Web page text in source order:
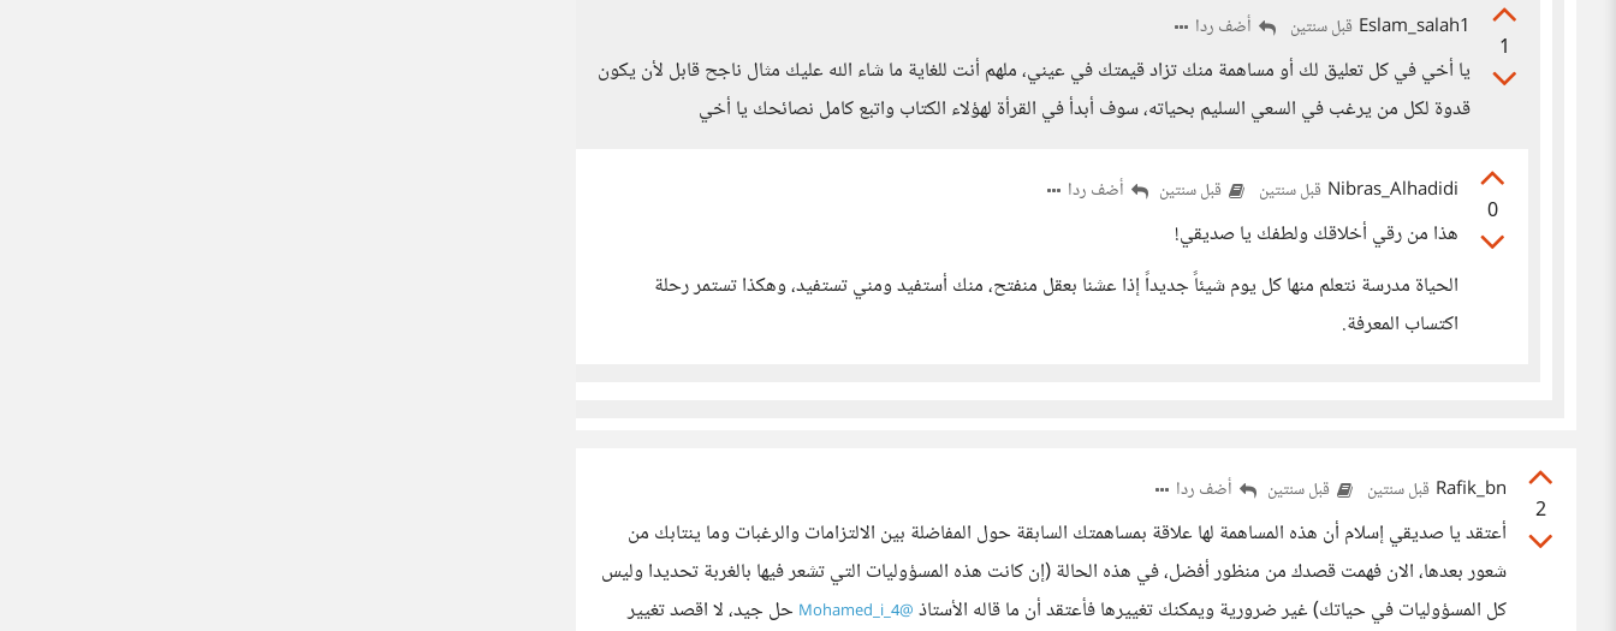
1
Eslam_salah1 قبل سنتين أضف ردا
يا أخي في كل تعليق لك أو مساهمة منك تزاد قيمتك في عيني، ملهم أنت للغاية ما شاء الله عليك مثال ناجح قابل لأن يكون
قدوة لكل من يرغب في السعي السليم بحياته، سوف أبدأ في القرأة لهؤلاء الكتاب واتبع كامل نصائحك يا أخي
0
Nibras_Alhadidi قبل سنتين قبل سنتين أضف ردا
هذا من رقي أخلاقك ولطفك يا صديقي!
الحياة مدرسة نتعلم منها كل يوم شيئاً جديداً إذا عشنا بعقل منفتح، منك أستفيد ومني تستفيد، وهكذا تستمر رحلة
اكتساب المعرفة.
2
Rafik_bn قبل سنتين قبل سنتين أضف ردا
أعتقد يا صديقي إسلام أن هذه المساهمة لها علاقة بمساهمتك السابقة حول المفاضلة بين الالتزامات والرغبات وما ينتابك من
شعور بعدها، الان فهمت قصدك من منظور أفضل، في هذه الحالة (إن كانت هذه المسؤوليات التي تشعر فيها بالغربة تحديدا وليس
كل المسؤوليات في حياتك) غير ضرورية ويمكنك تغييرها فأعتقد أن ما قاله الأستاذ @Mohamed_i_4
حل جيد، لا اقصد تغيير